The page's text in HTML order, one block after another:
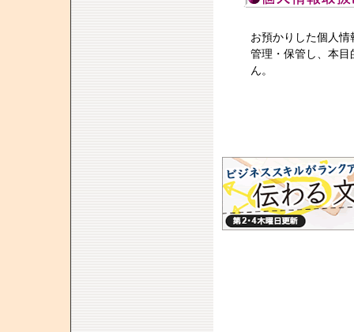
お預かりした個人
管理・保管し、本
ん。